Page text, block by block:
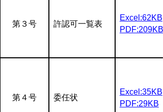
第３号 許認可一覧表
Excel:62KB
PDF:209KB
第４号 委任状
Excel:35KB
PDF:29KB